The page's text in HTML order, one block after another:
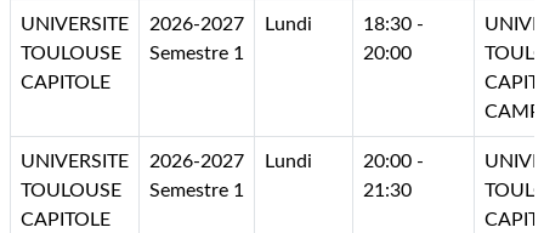
UNIVERSITE
TOULOUSE
CAPITOLE
2026-2027
Semestre 1
Lundi
18:30 -
20:00
UNIVERSITE
TOULOUSE
CAPITOLE
2026-2027
Semestre 1
Lundi
20:00 -
21:30